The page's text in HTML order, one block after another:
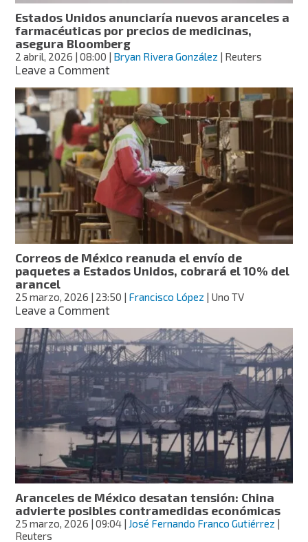
a
medicamentos
importados
Estados Unidos anunciaría nuevos aranceles a
farmacéuticas por precios de medicinas,
asegura Bloomberg
2 abril, 2026 | 08:00 | Bryan Rivera González | Reuters
Leave a Commenton
Unidos
anunciaría
nuevos
aranceles
a
farmacéuticas
por
precios
de
medicinas,
asegura
Bloomberg
Correos de México reanuda el envío de
paquetes a Estados Unidos, cobrará el 10% del
arancel
25 marzo, 2026 | 23:50 | Francisco López | Uno TV
Leave a Commenton
de
México
reanuda
el
envío
de
paquetes
a
Estados
Unidos,
cobrará
el
10%
del
arancel
Aranceles de México desatan tensión: China
advierte posibles contramedidas económicas
25 marzo, 2026 | 09:04 José Fernando Franco Gutiérrez
Reuters